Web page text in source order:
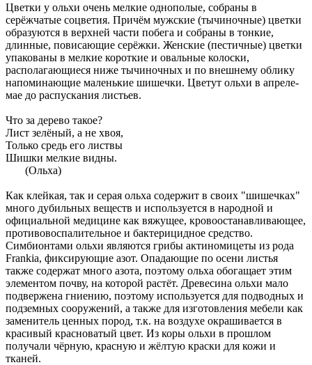
Цветки у ольхи очень мелкие однополые, собраны в
серёжчатые соцветия. Причём мужские (тычиночные) цветки
образуются в верхней части побега и собраны в тонкие,
длинные, повисающие серёжки. Женские (пестичные) цветки
упакованы в мелкие короткие и овальные колоски,
располагающиеся ниже тычиночных и по внешнему облику
напоминающие маленькие шишечки. Цветут ольхи в апреле-
мае до распускания листьев.
Что за дерево такое?
Лист зелёный, а не хвоя,
Только средь его листвы
Шишки мелкие видны.
(Ольха)
Как клейкая, так и серая ольха содержит в своих "шишечках"
много дубильных веществ и используется в народной и
официальной медицине как вяжущее, кровоостанавливающее,
противовоспалительное и бактерицидное средство.
Симбионтами ольхи являются грибы актиномицеты из рода
Frankia, фиксирующие азот. Опадающие по осени листья
также содержат много азота, поэтому ольха обогащает этим
элементом почву, на которой растёт. Древесина ольхи мало
подвержена гниению, поэтому используется для подводных и
подземных сооружений, а также для изготовления мебели как
заменитель ценных пород, т.к. на воздухе окрашивается в
красивый красноватый цвет. Из коры ольхи в прошлом
получали чёрную, красную и жёлтую краски для кожи и
тканей.